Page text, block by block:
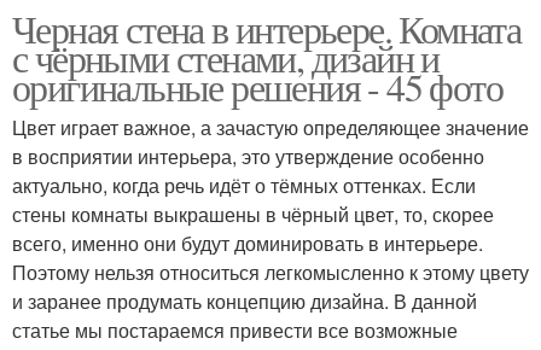
Черная стена в интерьере. Комната
с чёрными стенами, дизайн и
оригинальные решения - 45 фото
Цвет играет важное, а зачастую определяющее значение
в восприятии интерьера, это утверждение особенно
актуально, когда речь идёт о тёмных оттенках. Если
стены комнаты выкрашены в чёрный цвет, то, скорее
всего, именно они будут доминировать в интерьере.
Поэтому нельзя относиться легкомысленно к этому цвету
и заранее продумать концепцию дизайна. В данной
статье мы постараемся привести все возможные